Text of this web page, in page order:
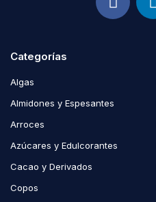
Categorías
Algas
Almidones y Espesantes
Arroces
Azúcares y Edulcorantes
Cacao y Derivados
Copos